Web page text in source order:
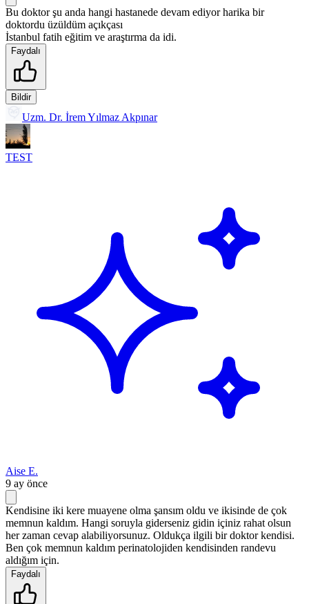
Bu doktor şu anda hangi hastanede devam ediyor harika bir
doktordu üzüldüm açıkçası
İstanbul fatih eğitim ve araştırma da idi.
Faydalı
Bildir
Uzm. Dr. İrem Yılmaz Akpınar
TEST
Aise E.
9 ay önce
Kendisine iki kere muayene olma şansım oldu ve ikisinde de çok
memnun kaldım. Hangi soruyla giderseniz gidin içiniz rahat olsun
her zaman cevap alabiliyorsunuz. Oldukça ilgili bir doktor kendisi.
Ben çok memnun kaldım perinatolojiden kendisinden randevu
aldığım için.
Faydalı